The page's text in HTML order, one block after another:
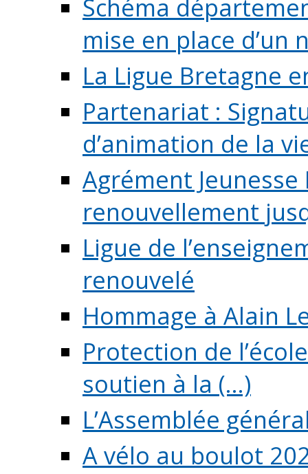
Schéma
mise en place d’un
La Ligue Bretagne
Partenariat :
d’animation de la
Agrément
renouvellement
Ligue de
renouvelé
Hommage à Alain
Protection de
soutien à la (...)
L’Assemblée
A vélo au boulot